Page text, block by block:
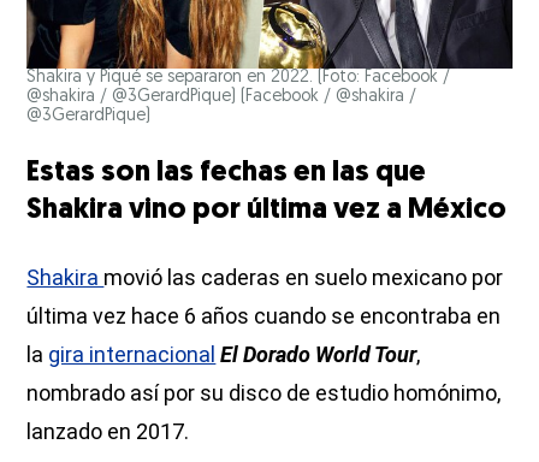
Shakira y Piqué se separaron en 2022. (Foto: Facebook /
@shakira / @3GerardPique) (Facebook / @shakira /
@3GerardPique)
Estas son las fechas en las que
Shakira vino por última vez a México
Shakira movió las caderas en suelo mexicano por
última vez hace 6 años cuando se encontraba en
la gira internacional El Dorado World Tour,
nombrado así por su disco de estudio homónimo,
lanzado en 2017.